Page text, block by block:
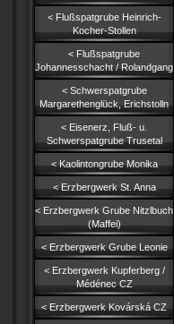
< Flußspatgrube Heinrich-
Kocher-Stollen
< Flußspatgrube
Johannesschacht / Rolandgang
< Schwerspatgrube
Margarethenglück, Erichstolln
< Eisenerz, Fluß- u.
Schwerspatgrube Trusetal
< Kaolintongrube Monika
< Erzbergwerk St. Anna
< Erzbergwerk Grube Nitzlbuch
(Maffei)
< Erzbergwerk Grube Leonie
< Erzbergwerk Kupferberg /
Médénec CZ
< Erzbergwerk Kovárská CZ